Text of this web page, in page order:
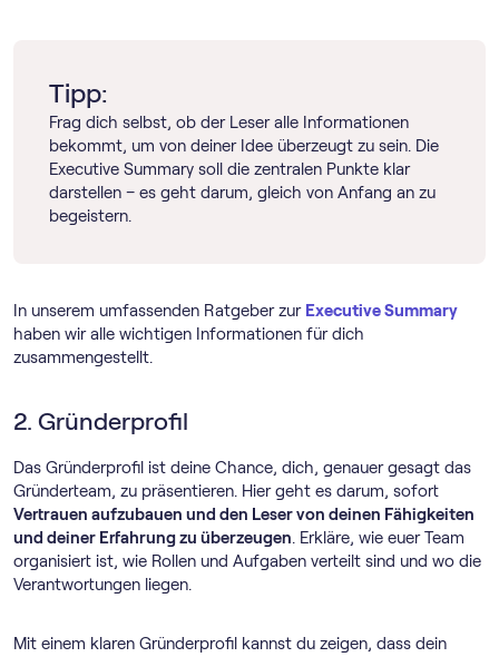
Tipp:
Frag dich selbst, ob der Leser alle Informationen
bekommt, um von deiner Idee überzeugt zu sein. Die
Executive Summary soll die zentralen Punkte klar
darstellen – es geht darum, gleich von Anfang an zu
begeistern.
In unserem umfassenden Ratgeber zur Executive Summary
haben wir alle wichtigen Informationen für dich
zusammengestellt.
2. Gründerprofil
Das Gründerprofil ist deine Chance, dich, genauer gesagt das
Gründerteam, zu präsentieren. Hier geht es darum, sofort
Vertrauen aufzubauen und den Leser von deinen Fähigkeiten
und deiner Erfahrung zu überzeugen. Erkläre, wie euer Team
organisiert ist, wie Rollen und Aufgaben verteilt sind und wo die
Verantwortungen liegen.
Mit einem klaren Gründerprofil kannst du zeigen, dass dein